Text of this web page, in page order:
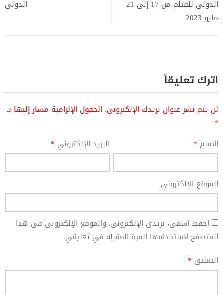
الدولي للفيلم من 17 إلى 21
مايو 2023
الدولي
اترك تعليقاً
لن يتم نشر عنوان بريدك الإلكتروني. الحقول الإلزامية مشار إليها بـ
*
الاسم * البريد الإلكتروني *
الموقع الإلكتروني
احفظ اسمي، بريدي الإلكتروني، والموقع الإلكتروني في هذا
المتصفح لاستخدامها المرة المقبلة في تعليقي.
التعليق *